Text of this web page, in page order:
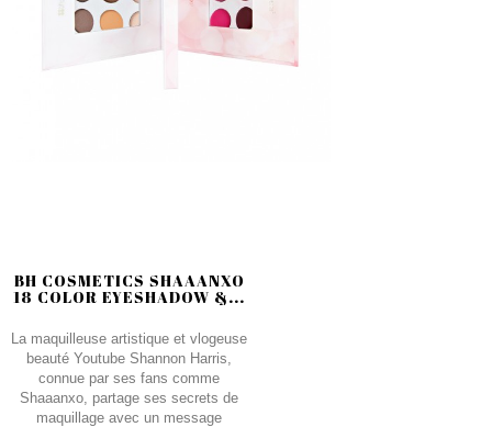
BH COSMETICS SHAAANXO
18 COLOR EYESHADOW &...
La maquilleuse artistique et vlogeuse
beauté Youtube Shannon Harris,
connue par ses fans comme
Shaaanxo, partage ses secrets de
maquillage avec un message